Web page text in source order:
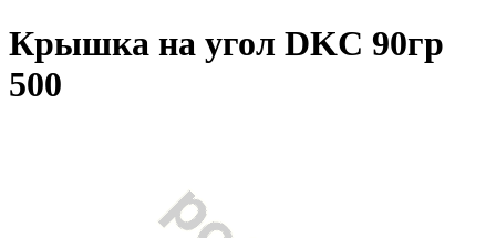
Крышка на угол DKC 90гр
500